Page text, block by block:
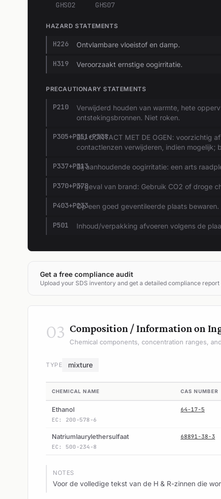
GHS02 GHS07
HAZARD STATEMENTS
H226 Ontvlambare vloeistof en damp.
H319 Veroorzaakt ernstige oogirritatie.
PRECAUTIONARY STATEMENTS
P210
Verwijderd houden van warmte, hete
ontstekingsbronnen. Niet roken.
P305+P351+P338
BIJ CONTACT MET DE OGEN: voorzichtig
contactlenzen verwijderen, indien mogelijk;
P337+P313Bij aanhoudende oogirritatie: een arts
P370+P378In geval van brand: Gebruik CO2 of droge
P403+P233Op een goed geventileerde plaats
P501 Inhoud/verpakking afvoeren volgens de
Get a free compliance audit
Upload your SDS inventory and get a detailed compliance report
03 Composition / Information on
Chemical components, concentration ranges,
TYPE mixture
CHEMICAL NAME CAS NUMBER
Ethanol
EC: 200-578-6
64-17-5
Natriumlaurylethersulfaat
EC: 500-234-8
68891-38-3
NOTES
Voor de volledige tekst van de H & R-zinnen die